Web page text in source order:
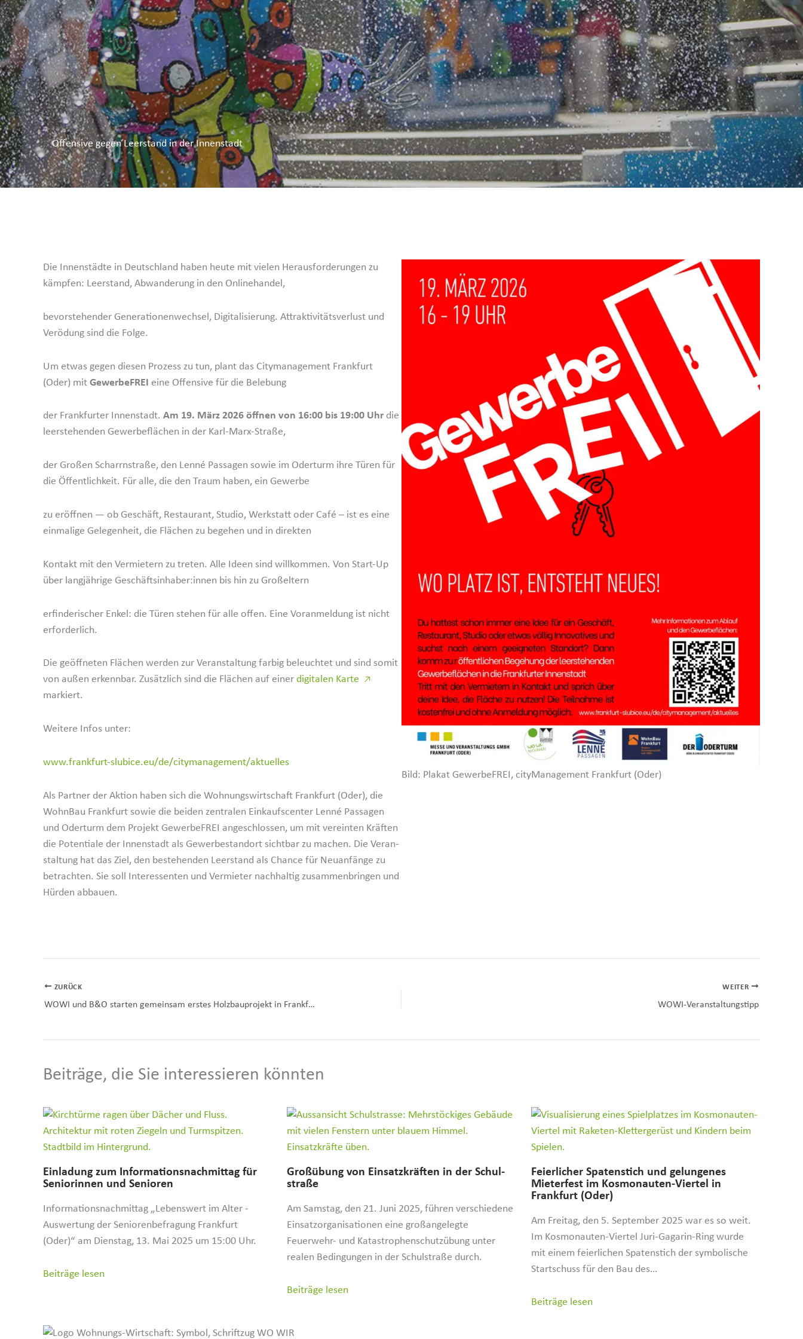
Offensive gegen Leerstand in der Innen­stadt
Die Innen­städte in Deutschland haben heute mit vielen Heraus­for­de­rungen zu
kämpfen: Leerstand, Abwan­derung in den Online­handel,
bevor­ste­hender Genera­tio­nen­wechsel, Digita­li­sierung. Attrak­ti­vi­täts­verlust und
Verödung sind die Folge.
Um etwas gegen diesen Prozess zu tun, plant das Cityma­nagement Frankfurt
(Oder) mit Gewer­beFREI eine Offensive für die Belebung
der Frank­furter Innen­stadt. Am 19. März 2026 öffnen von 16:00 bis 19:00 Uhr die
leerste­henden Gewer­be­flächen in der Karl-Marx-Straße,
der Großen Scharrn­straße, den Lenné Passagen sowie im Oderturm ihre Türen für
die Öffent­lichkeit. Für alle, die den Traum haben, ein Gewerbe
zu eröffnen — ob Geschäft, Restaurant, Studio, Werkstatt oder Café – ist es eine
einmalige Gelegenheit, die Flächen zu begehen und in direkten
Kontakt mit den Vermietern zu treten. Alle Ideen sind willkommen. Von Start-Up
über langjährige Geschäftsinhaber:innen bis hin zu Großeltern
erfin­de­ri­scher Enkel: die Türen stehen für alle offen. Eine Voranmeldung ist nicht
erfor­derlich.
Die geöff­neten Flächen werden zur Veran­staltung farbig beleuchtet und sind somit
von außen erkennbar. Zusätzlich sind die Flächen auf einer digitalen Karte ↗
markiert.
Weitere Infos unter:
www.frankfurt-slubice.eu/de/citymanagement/aktuelles
Als Partner der Aktion haben sich die Wohnungs­wirt­schaft Frankfurt (Oder), die
WohnBau Frankfurt sowie die beiden zentralen Einkaufs­center Lenné Passagen
und Oderturm dem Projekt Gewer­beFREI angeschlossen, um mit vereinten Kräften
die Poten­tiale der Innen­stadt als Gewer­be­standort sichtbar zu machen. Die Veran­
staltung hat das Ziel, den bestehenden Leerstand als Chance für Neuan­fänge zu
betrachten. Sie soll Inter­es­senten und Vermieter nachhaltig zusam­men­bringen und
Hürden abbauen.
Bild: Plakat Gewer­beFREI, cityMa­nagement Frankfurt (Oder)
ZURÜCK
WOWI und B&O starten gemeinsam erstes Holzbau­projekt in Frankfurt (Oder)
WEITER
WOWI-Veran­stal­tungstipp
Beiträge, die Sie interessieren könnten
Einladung zum Infor­ma­ti­ons­nach­mittag für
Senio­rinnen und Senioren
Informationsnachmittag „Lebenswert im Alter -
Auswertung der Seniorenbefragung Frankfurt
(Oder)“ am Dienstag, 13. Mai 2025 um 15:00 Uhr.
Beiträge lesen
Großübung von Einsatz­kräften in der Schul­
straße
Am Samstag, den 21. Juni 2025, führen verschiedene
Einsatzorganisationen eine großangelegte
Feuerwehr- und Katastrophenschutzübung unter
realen Bedingungen in der Schulstraße durch.
Beiträge lesen
Feier­licher Spaten­stich und gelun­genes
Mieterfest im Kosmo­nauten-Viertel in
Frankfurt (Oder)
Am Freitag, den 5. September 2025 war es so weit.
Im Kosmonauten-Viertel Juri-Gagarin-Ring wurde
mit einem feierlichen Spatenstich der symbolische
Startschuss für den Bau des…
Beiträge lesen